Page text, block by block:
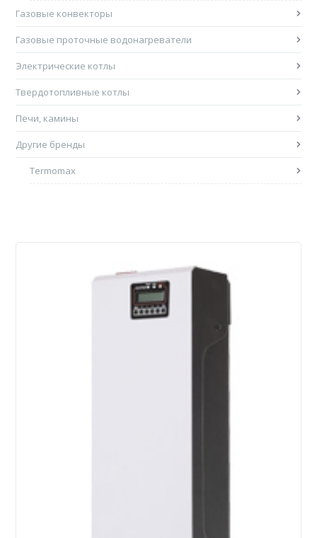
Газовые конвекторы
Газовые проточные водонагреватели
Электрические котлы
Твердотопливные котлы
Печи, камины
Другие бренды
Termomax